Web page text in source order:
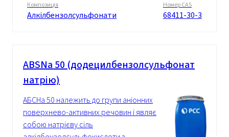
Композиція
Алкілбензолсульфонати
Номер CAS
68411-30-3
ABSNa 50 (додецилбензолсульфонат
натрію)
АБСНа 50 належить до групи аніонних
поверхнево-активних речовин і являє
собою натрієву сіль